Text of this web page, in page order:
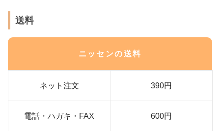
送料
ニッセンの送料
ネット注文 390円
電話・ハガキ・FAX 600円